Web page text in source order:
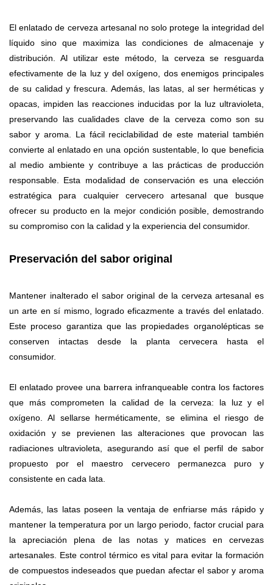
El enlatado de cerveza artesanal no solo protege la integridad del
líquido sino que maximiza las condiciones de almacenaje y
distribución. Al utilizar este método, la cerveza se resguarda
efectivamente de la luz y del oxígeno, dos enemigos principales
de su calidad y frescura. Además, las latas, al ser herméticas y
opacas, impiden las reacciones inducidas por la luz ultravioleta,
preservando las cualidades clave de la cerveza como son su
sabor y aroma. La fácil reciclabilidad de este material también
convierte al enlatado en una opción sustentable, lo que beneficia
al medio ambiente y contribuye a las prácticas de producción
responsable. Esta modalidad de conservación es una elección
estratégica para cualquier cervecero artesanal que busque
ofrecer su producto en la mejor condición posible, demostrando
su compromiso con la calidad y la experiencia del consumidor.
Preservación del sabor original
Mantener inalterado el sabor original de la cerveza artesanal es
un arte en sí mismo, logrado eficazmente a través del enlatado.
Este proceso garantiza que las propiedades organolépticas se
conserven intactas desde la planta cervecera hasta el
consumidor.
El enlatado provee una barrera infranqueable contra los factores
que más comprometen la calidad de la cerveza: la luz y el
oxígeno. Al sellarse herméticamente, se elimina el riesgo de
oxidación y se previenen las alteraciones que provocan las
radiaciones ultravioleta, asegurando así que el perfil de sabor
propuesto por el maestro cervecero permanezca puro y
consistente en cada lata.
Además, las latas poseen la ventaja de enfriarse más rápido y
mantener la temperatura por un largo periodo, factor crucial para
la apreciación plena de las notas y matices en cervezas
artesanales. Este control térmico es vital para evitar la formación
de compuestos indeseados que puedan afectar el sabor y aroma